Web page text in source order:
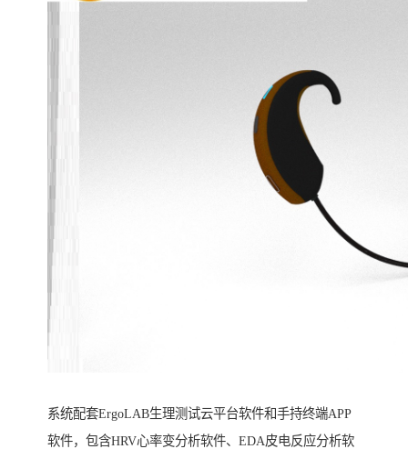
系统配套ErgoLAB生理测试云平台软件和手持终端APP
软件，包含HRV心率变分析软件、EDA皮电反应分析软